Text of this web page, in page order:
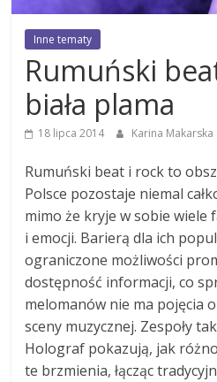
Inne tematy
Rumuński
biała plama
18 lipca 2014 Karina Makarska
Rumuński beat i rock to
Polsce pozostaje niemal
mimo że kryje w sobie wiele
i emocji. Barierą dla ich
ograniczone możliwości
dostępność informacji, co
melomanów nie ma pojęcia
sceny muzycznej. Zespoły
Holograf pokazują, jak
te brzmienia, łącząc